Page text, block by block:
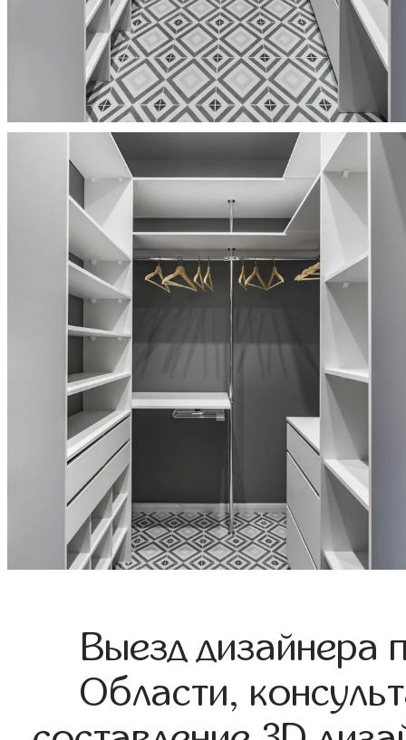
Выезд дизайнера
Области,